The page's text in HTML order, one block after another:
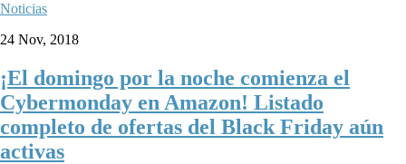
Noticias
24 Nov, 2018
¡El domingo por la noche comienza el
Cybermonday en Amazon! Listado
completo de ofertas del Black Friday aún
activas